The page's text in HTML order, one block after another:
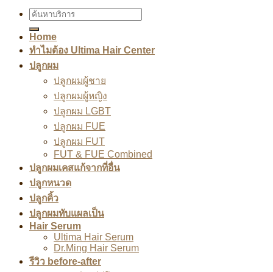
Home
ทำไมต้อง Ultima Hair Center
ปลูกผม
ปลูกผมผู้ชาย
ปลูกผมผู้หญิง
ปลูกผม LGBT
ปลูกผม FUE
ปลูกผม FUT
FUT & FUE Combined
ปลูกผมเคสแก้จากที่อื่น
ปลูกหนวด
ปลูกคิ้ว
ปลูกผมทับแผลเป็น
Hair Serum
Ultima Hair Serum
Dr.Ming Hair Serum
รีวิว before-after